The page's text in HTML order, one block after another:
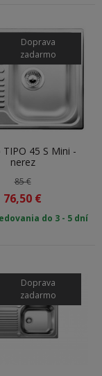
Doprava
zadarmo
TIPO 45 S Mini -
nerez
85 €
76,50 €
do 3 - 5 dní
Doprava
zadarmo